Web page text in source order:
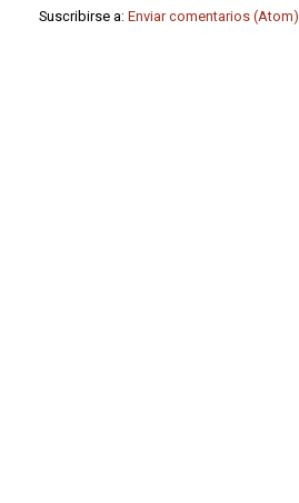
Suscribirse a: Enviar comentarios (Atom)